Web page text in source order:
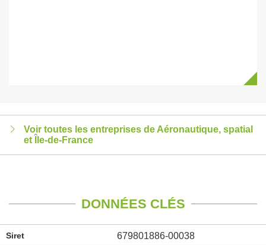
Voir toutes les entreprises de Aéronautique, spatial
et Île-de-France
DONNÉES CLÉS
Siret 679801886-00038